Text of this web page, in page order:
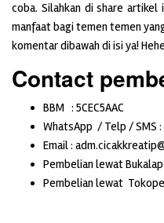
coba. Silahkan di share
manfaat bagi temen temen
komentar dibawah di isi ya!
Contact
BBM : 5CEC5AAC
WhatsApp / Telp / SMS :
Email :
Pembelian lewat
Pembelian lewat